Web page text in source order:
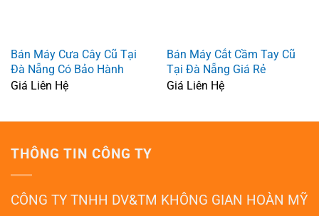
Bán Máy Cưa Cây Cũ Tại
Đà Nẵng Có Bảo Hành
Giá Liên Hệ
Bán Máy Cắt Cầm Tay Cũ
Tại Đà Nẵng Giá Rẻ
Giá Liên Hệ
THÔNG TIN CÔNG TY
CÔNG TY TNHH DV&TM KHÔNG GIAN HOÀN MỸ